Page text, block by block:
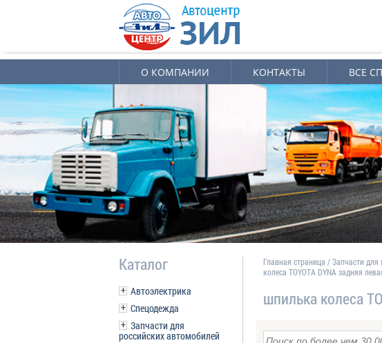
О КОМПАНИИ КОНТАКТЫ ВСЕ
Каталог
Автоэлектрика
Спецодежда
Запчасти для
российских автомобилей
Главная страница /Запчасти для
колеса TOYOTA DYNA задняя
шпилька колеса